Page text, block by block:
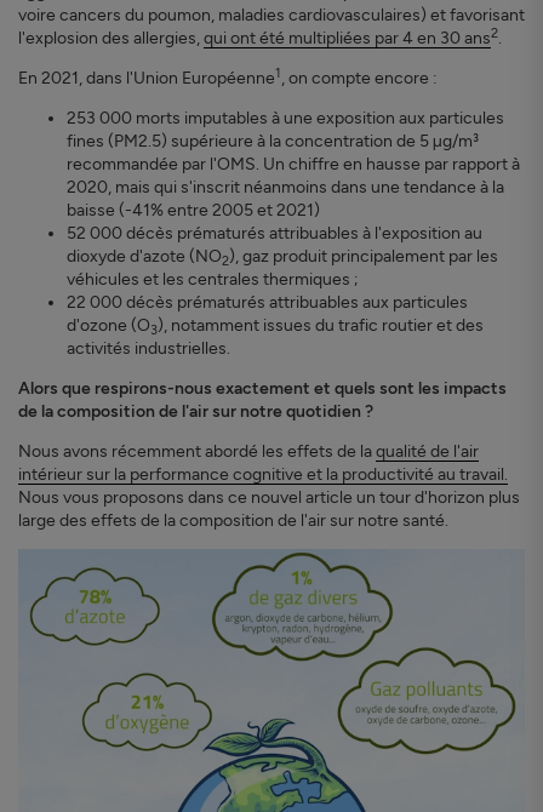
voire cancers du poumon, maladies cardiovasculaires) et favorisant
l'explosion des allergies,qui ont été multipliées par 4 en 30 ans2.
En 2021, dans l'Union Européenne1, on compte encore :
253 000 morts imputables à une exposition aux particules
fines (PM2.5) supérieure à la concentration de 5 µg/m³
recommandée par l'OMS. Un chiffre en hausse par rapport à
2020, mais qui s'inscrit néanmoins dans une tendance à la
baisse (-41% entre 2005 et 2021)
52 000 décès prématurés attribuables à l'exposition au
dioxyde d'azote (NO2), gaz produit principalement par les
véhicules et les centrales thermiques ;
22 000 décès prématurés attribuables aux particules
d'ozone (O3), notamment issues du trafic routier et des
activités industrielles.
Alors que respirons-nous exactement et quels sont les impacts
de la composition de l'air sur notre quotidien ?
Nous avons récemment abordé les effets de laqualité de l'air
intérieur sur la performance cognitive et la productivité au travail.
Nous vous proposons dans ce nouvel article un tour d'horizon plus
large des effets de la composition de l'air sur notre santé.